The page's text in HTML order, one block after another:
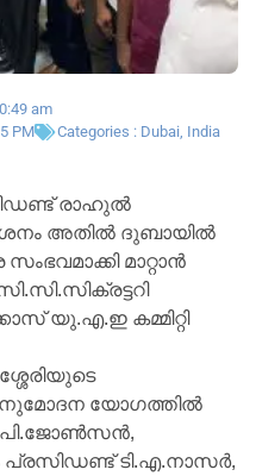
am
PM Categories : Dubai, India
രാഹുൽ
അതിൽ ദുബായിൽ
മാറ്റാൻ
യു.എ.ഇ കമ്മിറ്റി
യോഗത്തിൽ
ടി.എ.നാസർ,